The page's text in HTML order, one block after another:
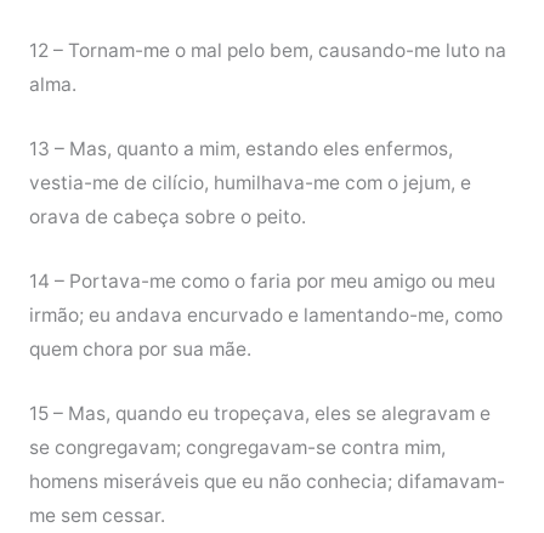
12 – Tornam-me o mal pelo bem, causando-me luto na
alma.
13 – Mas, quanto a mim, estando eles enfermos,
vestia-me de cilício, humilhava-me com o jejum, e
orava de cabeça sobre o peito.
14 – Portava-me como o faria por meu amigo ou meu
irmão; eu andava encurvado e lamentando-me, como
quem chora por sua mãe.
15 – Mas, quando eu tropeçava, eles se alegravam e
se congregavam; congregavam-se contra mim,
homens miseráveis que eu não conhecia; difamavam-
me sem cessar.